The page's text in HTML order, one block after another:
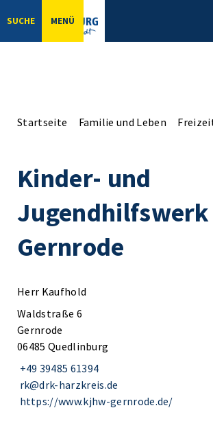
SUCHE MENÜ
Startseite Familie und Leben
Kinder- und
Jugendhilfswerk
Gernrode
Herr Kaufhold
Waldstraße 6
Gernrode
06485 Quedlinburg
+49 39485 61394
rk@drk-harzkreis.de
https://www.kjhw-gernrode.de/